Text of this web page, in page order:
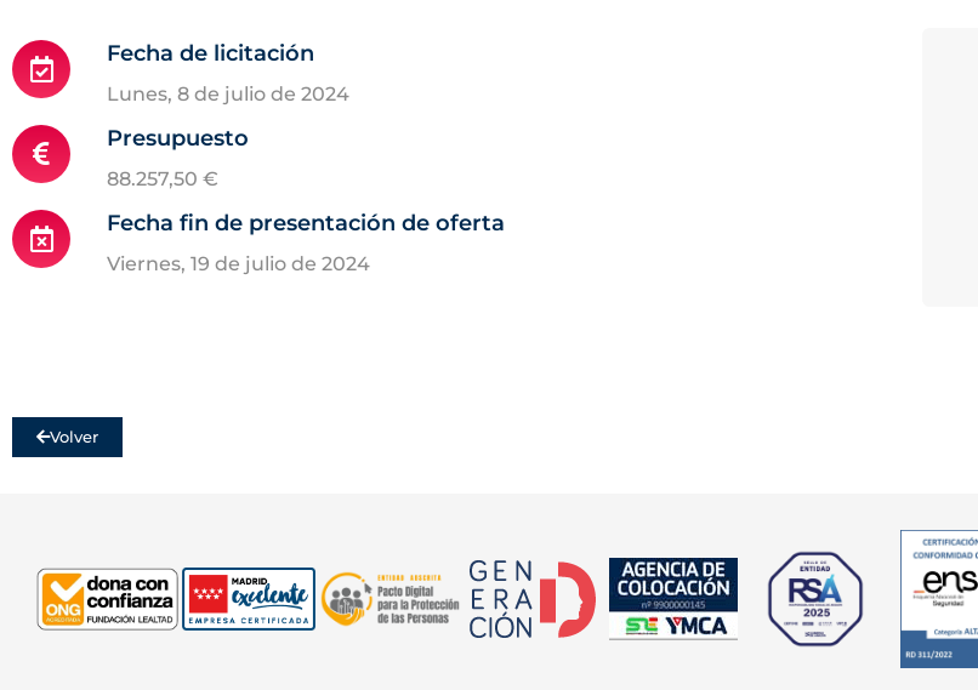
Fecha de licitación
lunes, 8 de julio de 2024
Presupuesto
88.257,50 €
Fecha fin de presentación de oferta
viernes, 19 de julio de 2024
Volver